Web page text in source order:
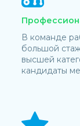
В команде
большой
высшей
кандидаты